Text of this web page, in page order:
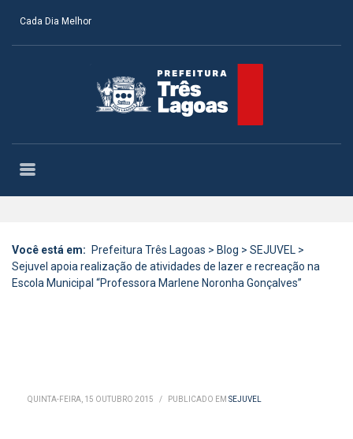
Cada Dia Melhor
Você está em: Prefeitura Três Lagoas > Blog > SEJUVEL >
Sejuvel apoia realização de atividades de lazer e recreação na
Escola Municipal “Professora Marlene Noronha Gonçalves”
QUINTA-FEIRA, 15 OUTUBRO 2015 / PUBLICADO EM SEJUVEL